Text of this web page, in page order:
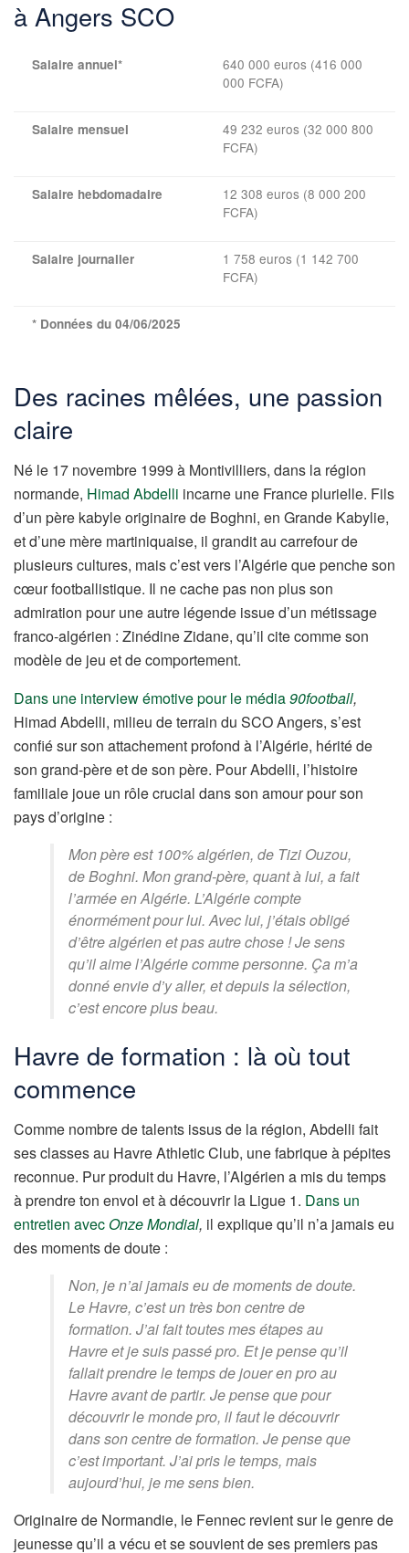
à Angers SCO
Salaire annuel*
640 000 euros (416 000
000 FCFA)
Salaire mensuel
49 232 euros (32 000 800
FCFA)
Salaire hebdomadaire
12 308 euros (8 000 200
FCFA)
Salaire journalier
1 758 euros (1 142 700
FCFA)
* Données du 04/06/2025
Des racines mêlées, une passion
claire
Né le 17 novembre 1999 à Montivilliers, dans la région
normande, Himad Abdelli incarne une France plurielle. Fils
d’un père kabyle originaire de Boghni, en Grande Kabylie,
et d’une mère martiniquaise, il grandit au carrefour de
plusieurs cultures, mais c’est vers l’Algérie que penche son
cœur footballistique. Il ne cache pas non plus son
admiration pour une autre légende issue d’un métissage
franco-algérien : Zinédine Zidane, qu’il cite comme son
modèle de jeu et de comportement.
Dans une interview émotive pour le média90football,
Himad Abdelli, milieu de terrain du SCO Angers, s’est
confié sur son attachement profond à l’Algérie, hérité de
son grand-père et de son père. Pour Abdelli, l’histoire
familiale joue un rôle crucial dans son amour pour son
pays d’origine :
Mon père est 100% algérien, de Tizi Ouzou,
de Boghni. Mon grand-père, quant à lui, a fait
l’armée en Algérie. L’Algérie compte
énormément pour lui. Avec lui, j’étais obligé
d’être algérien et pas autre chose ! Je sens
qu’il aime l’Algérie comme personne. Ça m’a
donné envie d’y aller, et depuis la sélection,
c’est encore plus beau.
Havre de formation : là où tout
commence
Comme nombre de talents issus de la région, Abdelli fait
ses classes au Havre Athletic Club, une fabrique à pépites
reconnue. Pur produit du Havre, l’Algérien a mis du temps
à prendre ton envol et à découvrir la Ligue 1. Dans un
entretien avecOnze Mondial, il explique qu’il n’a jamais eu
des moments de doute :
Non, je n’ai jamais eu de moments de doute.
Le Havre, c’est un très bon centre de
formation. J’ai fait toutes mes étapes au
Havre et je suis passé pro. Et je pense qu’il
fallait prendre le temps de jouer en pro au
Havre avant de partir. Je pense que pour
découvrir le monde pro, il faut le découvrir
dans son centre de formation. Je pense que
c’est important. J’ai pris le temps, mais
aujourd’hui, je me sens bien.
Originaire de Normandie, le Fennec revient sur le genre de
jeunesse qu’il a vécu et se souvient de ses premiers pas